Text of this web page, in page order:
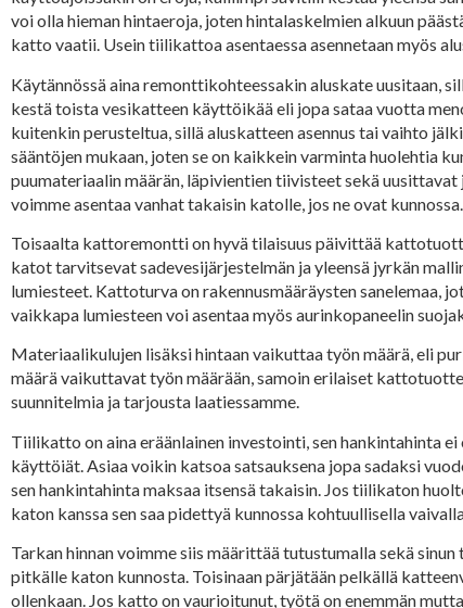
voi olla hieman hintaeroja, joten hintalaskelmien alkuun
katto vaatii. Usein tiilikattoa asentaessa asennetaan myös
Käytännössä aina remonttikohteessakin aluskate uusitaan,
kestä toista vesikatteen käyttöikää eli jopa sataa vuotta
kuitenkin perusteltua, sillä aluskatteen asennus tai vaihto
sääntöjen mukaan, joten se on kaikkein varminta huolehtia
puumateriaalin määrän, läpivientien tiivisteet sekä
voimme asentaa vanhat takaisin katolle, jos ne ovat kunnossa.
Toisaalta kattoremontti on hyvä tilaisuus päivittää
katot tarvitsevat sadevesijärjestelmän ja yleensä jyrkän
lumiesteet. Kattoturva on rakennusmääräysten
vaikkapa lumiesteen voi asentaa myös aurinkopaneelin
Materiaalikulujen lisäksi hintaan vaikuttaa työn määrä, eli
määrä vaikuttavat työn määrään, samoin erilaiset
suunnitelmia ja tarjousta laatiessamme.
Tiilikatto on aina eräänlainen investointi, sen hankintahinta
käyttöiät. Asiaa voikin katsoa satsauksena jopa sadaksi
sen hankintahinta maksaa itsensä takaisin. Jos tiilikaton
katon kanssa sen saa pidettyä kunnossa kohtuullisella
Tarkan hinnan voimme siis määrittää tutustumalla sekä
pitkälle katon kunnosta. Toisinaan pärjätään pelkällä
ollenkaan. Jos katto on vaurioitunut, työtä on enemmän